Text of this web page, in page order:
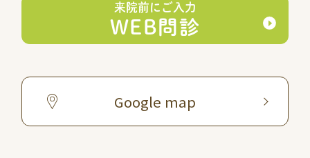
来院前にご入力
WEB問診
Google map